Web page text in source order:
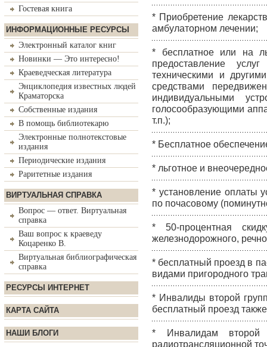
Гостевая книга
ИНФОРМАЦИОННЫЕ РЕСУРСЫ
Электронный каталог книг
Новинки — Это интересно!
Краеведческая литература
Энциклопедия известных людей
Краматорска
Собственные издания
В помощь библиотекарю
Электронные полнотекстовые
издания
Периодические издания
Раритетные издания
ВИРТУАЛЬНАЯ СПРАВКА
Вопрос — ответ. Виртуальная
справка
Ваш вопрос к краеведу
Коцаренко В.
Виртуальная библиографическая
справка
РЕСУРСЫ ИНТЕРНЕТ
КАРТА САЙТА
НАШИ БЛОГИ
* Приобретение
амбулаторном лечении;
* бесплатное или на
предоставление
техническими и
средствами
индивидуальными
голосообразующими
т.п.);
* Бесплатное
* льготное и
* установление оплаты
по почасовому
* 50-процентная
железнодорожного,
* бесплатный проезд в
видами пригородного
* Инвалиды второй
бесплатный проезд
* Инвалидам второй
радиотрансляционной